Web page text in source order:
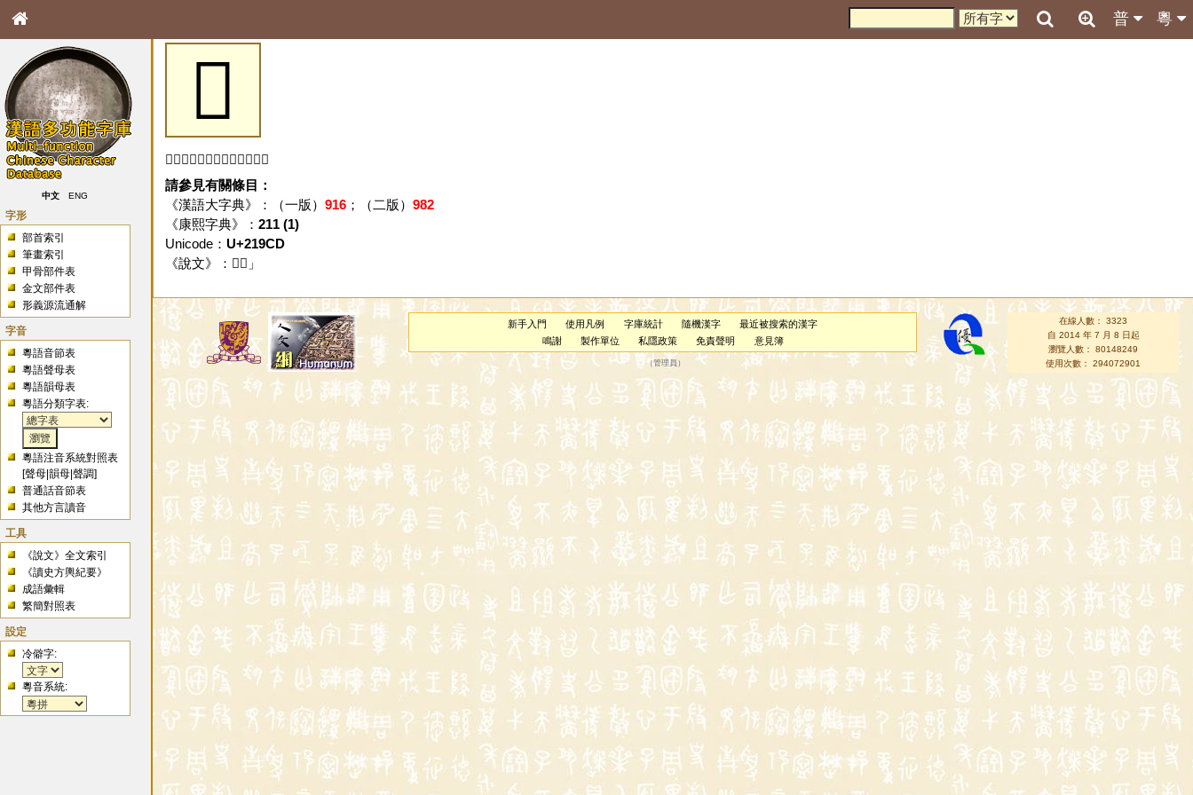
粵
普
中文 ENG
字形
部首索引
筆畫索引
甲骨部件表
金文部件表
形義源流通解
字音
粵語音節表
粵語聲母表
粵語韻母表
粵語分類字表:
粵語注音系統對照表
[聲母 |韻母 |聲調]
普通話音節表
其他方言讀音
工具
《說文》全文索引
《讀史方輿紀要》
成語彙輯
繁簡對照表
設定
冷僻字:
粵音系統:
𡧍
「𡧍」字未收錄於本資料庫。
請參見有關條目：
《漢語大字典》：（一版） 916；（二版） 982
《康熙字典》： 211 (1)
Unicode： U+219CD
《說文》：「 𡧍 」
新手入門 使用凡例 字庫統計 隨機漢字
最近被搜索的漢字
鳴謝
製作單位 私隱政策 免責聲明 意見簿
（管理員 ）
在線人數： 3323
自 2014 年 7 月 8 日起
瀏覽人數： 80148249
使用次數： 294072901